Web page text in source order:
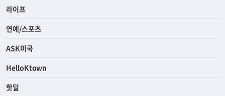
경제
라이프
연예/스포츠
ASK미국
HelloKtown